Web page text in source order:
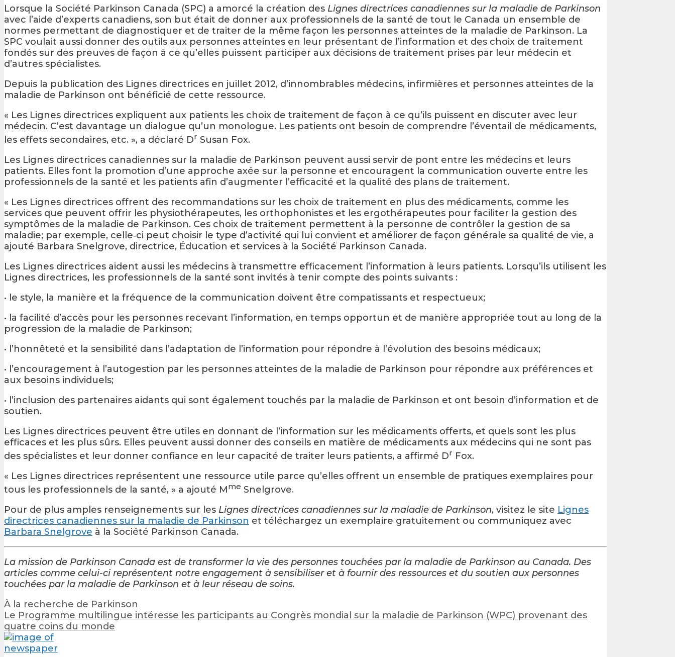
Lorsque la Société Parkinson Canada (SPC) a amorcé la création des Lignes directrices canadiennes sur la maladie de Parkinson
avec l’aide d’experts canadiens, son but était de donner aux professionnels de la santé de tout le Canada un ensemble de
normes permettant de diagnostiquer et de traiter de la même façon les personnes atteintes de la maladie de Parkinson. La
SPC voulait aussi donner des outils aux personnes atteintes en leur présentant de l’information et des choix de traitement
fondés sur des preuves de façon à ce qu’elles puissent participer aux décisions de traitement prises par leur médecin et
d’autres spécialistes.
Depuis la publication des Lignes directrices en juillet 2012, d’innombrables médecins, infirmières et personnes atteintes de la
maladie de Parkinson ont bénéficié de cette ressource.
« Les Lignes directrices expliquent aux patients les choix de traitement de façon à ce qu’ils puissent en discuter avec leur
médecin. C’est davantage un dialogue qu’un monologue. Les patients ont besoin de comprendre l’éventail de médicaments,
les effets secondaires, etc. », a déclaré Dr Susan Fox.
Les Lignes directrices canadiennes sur la maladie de Parkinson peuvent aussi servir de pont entre les médecins et leurs
patients. Elles font la promotion d’une approche axée sur la personne et encouragent la communication ouverte entre les
professionnels de la santé et les patients afin d’augmenter l’efficacité et la qualité des plans de traitement.
« Les Lignes directrices offrent des recommandations sur les choix de traitement en plus des médicaments, comme les
services que peuvent offrir les physiothérapeutes, les orthophonistes et les ergothérapeutes pour faciliter la gestion des
symptômes de la maladie de Parkinson. Ces choix de traitement permettent à la personne de contrôler la gestion de sa
maladie; par exemple, celle‑ci peut choisir le type d’activité qui lui convient et améliorer de façon générale sa qualité de vie, a
ajouté Barbara Snelgrove, directrice, Éducation et services à la Société Parkinson Canada.
Les Lignes directrices aident aussi les médecins à transmettre efficacement l’information à leurs patients. Lorsqu’ils utilisent les
Lignes directrices, les professionnels de la santé sont invités à tenir compte des points suivants :
• le style, la manière et la fréquence de la communication doivent être compatissants et respectueux;
• la facilité d’accès pour les personnes recevant l’information, en temps opportun et de manière appropriée tout au long de la
progression de la maladie de Parkinson;
• l’honnêteté et la sensibilité dans l’adaptation de l’information pour répondre à l’évolution des besoins médicaux;
• l’encouragement à l’autogestion par les personnes atteintes de la maladie de Parkinson pour répondre aux préférences et
aux besoins individuels;
• l’inclusion des partenaires aidants qui sont également touchés par la maladie de Parkinson et ont besoin d’information et de
soutien.
Les Lignes directrices peuvent être utiles en donnant de l’information sur les médicaments offerts, et quels sont les plus
efficaces et les plus sûrs. Elles peuvent aussi donner des conseils en matière de médicaments aux médecins qui ne sont pas
des spécialistes et leur donner confiance en leur capacité de traiter leurs patients, a affirmé Dr Fox.
« Les Lignes directrices représentent une ressource utile parce qu’elles offrent un ensemble de pratiques exemplaires pour
tous les professionnels de la santé, » a ajouté Mme Snelgrove.
Pour de plus amples renseignements sur les Lignes directrices canadiennes sur la maladie de Parkinson, visitez le site Lignes
directrices canadiennes sur la maladie de Parkinson et téléchargez un exemplaire gratuitement ou communiquez avec
Barbara Snelgrove à la Société Parkinson Canada.
La mission de Parkinson Canada est de transformer la vie des personnes touchées par la maladie de Parkinson au Canada. Des
articles comme celui-ci représentent notre engagement à sensibiliser et à fournir des ressources et du soutien aux personnes
touchées par la maladie de Parkinson et à leur réseau de soins.
Post
navigation
À la recherche de Parkinson
Le Programme multilingue intéresse les participants au Congrès mondial sur la maladie de Parkinson (WPC) provenant des
quatre coins du monde